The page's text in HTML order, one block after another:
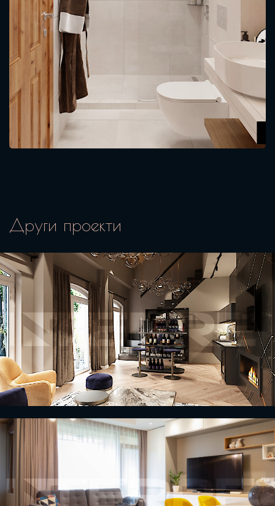
Други проекти